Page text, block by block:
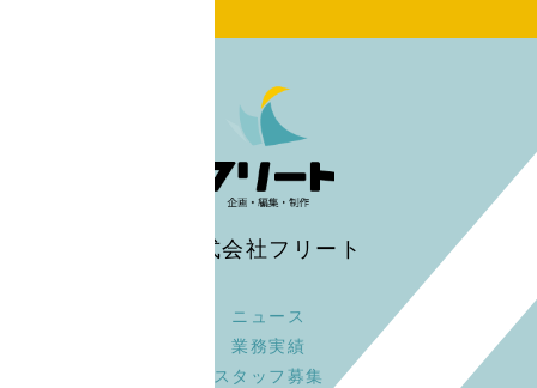
株式会社フリート
ニュース
業務実績
スタッフ募集